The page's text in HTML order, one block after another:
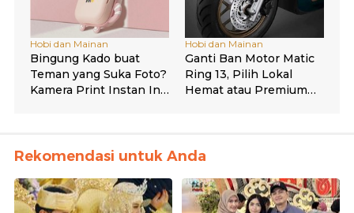
Rekomendasi untuk Anda